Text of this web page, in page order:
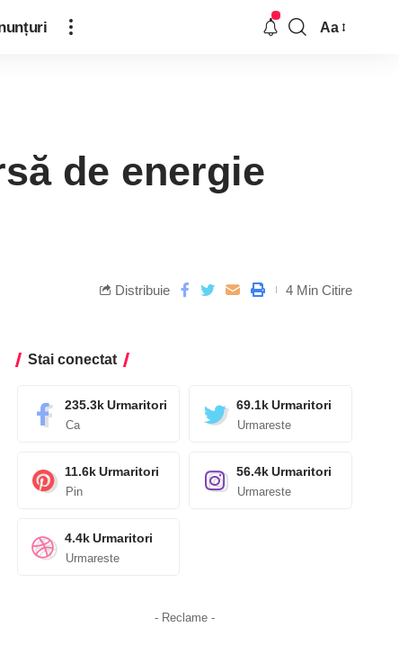
Aa
de energie
Distribuie 4 Min Citire
Stai conectat
235.3k Urmaritori
Ca
69.1k Urmaritori
Urmareste
11.6k Urmaritori
Pin
56.4k Urmaritori
Urmareste
4.4k Urmaritori
Urmareste
- Reclame -